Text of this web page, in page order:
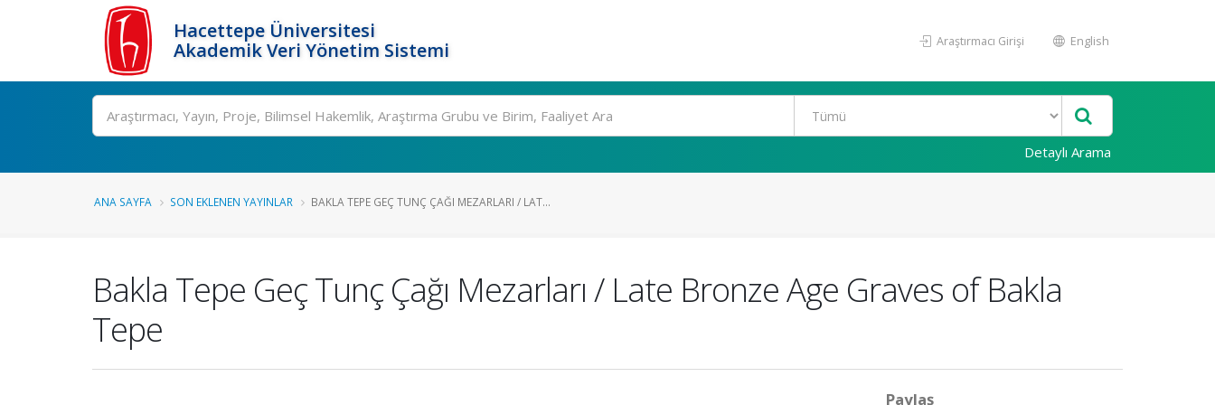
Hacettepe Üniversitesi
Akademik Veri Yönetim Sistemi
Araştırmacı Girişi English
Ara
Detaylı Arama
ANA SAYFA SON EKLENEN YAYINLAR BAKLA TEPE GEÇ TUNÇ ÇAĞI MEZARLARI / LAT...
Bakla Tepe Geç Tunç Çağı Mezarları / Late Bronze Age Graves of Bakla
Tepe
Paylaş